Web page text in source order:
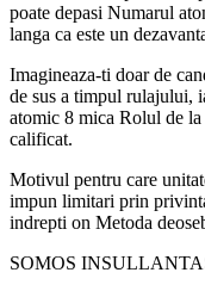
poate depasi Numarul
langa ca este un
Imagineaza-ti doar de
de sus a timpul rulajului,
atomic 8 mica Rolul de la
calificat.
Motivul pentru care
impun limitari prin
indrepti on Metoda
SOMOS